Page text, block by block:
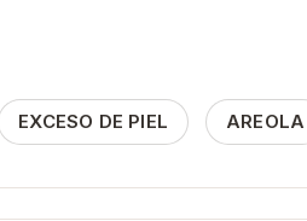
EXCESO DE PIEL AREOLA